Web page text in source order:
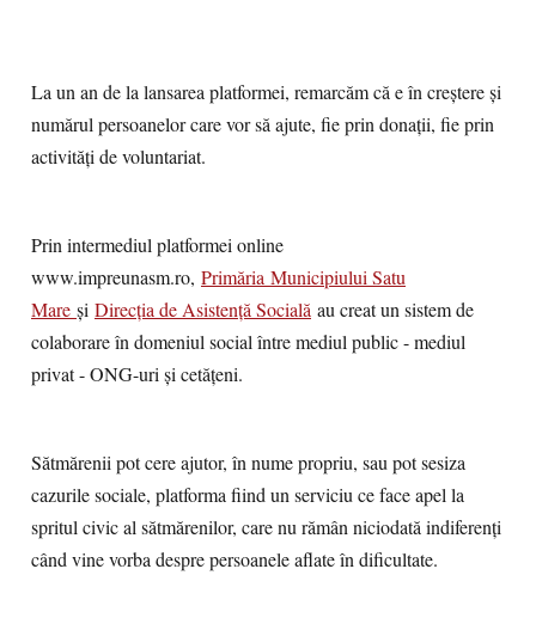
La un an de la lansarea platformei, remarcăm că e în creștere și
numărul persoanelor care vor să ajute, fie prin donații, fie prin
activități de voluntariat.
Prin intermediul platformei online
www.impreunasm.ro, Primăria Municipiului Satu
Mare și Direcția de Asistență Socială au creat un sistem de
colaborare în domeniul social între mediul public - mediul
privat - ONG-uri și cetățeni.
Sătmărenii pot cere ajutor, în nume propriu, sau pot sesiza
cazurile sociale, platforma fiind un serviciu ce face apel la
spritul civic al sătmărenilor, care nu rămân niciodată indiferenți
când vine vorba despre persoanele aflate în dificultate.